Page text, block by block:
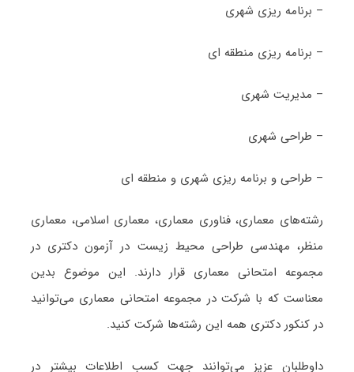
– برنامه ریزی شهری
– برنامه ریزی منطقه ای
– مدیریت شهری
– طراحی شهری
– طراحی و برنامه ریزی شهری و منطقه ای
رشته‌های معماری، فناوری معماری، معماری اسلامی، معماری
منظر، مهندسی طراحی محیط زیست در آزمون دکتری در
مجموعه امتحانی معماری قرار دارند. این موضوع بدین
معناست که با شرکت در مجموعه امتحانی معماری می‌توانید
در کنکور دکتری همه این رشته‌ها شرکت کنید.
داوطلبان عزیز می‌توانند جهت کسب اطلاعات بیشتر در